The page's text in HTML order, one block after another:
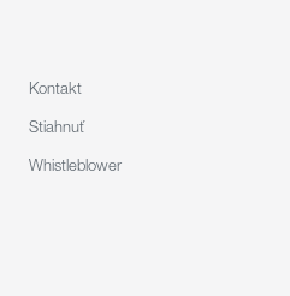
Kontakt
Stiahnuť
Whistleblower